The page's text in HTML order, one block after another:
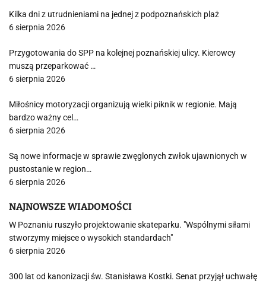
Kilka dni z utrudnieniami na jednej z podpoznańskich plaż
6 sierpnia 2026
Przygotowania do SPP na kolejnej poznańskiej ulicy. Kierowcy
muszą przeparkować …
6 sierpnia 2026
Miłośnicy motoryzacji organizują wielki piknik w regionie. Mają
bardzo ważny cel…
6 sierpnia 2026
Są nowe informacje w sprawie zwęglonych zwłok ujawnionych w
pustostanie w region…
6 sierpnia 2026
NAJNOWSZE WIADOMOŚCI
W Poznaniu ruszyło projektowanie skateparku. "Wspólnymi siłami
stworzymy miejsce o wysokich standardach"
6 sierpnia 2026
300 lat od kanonizacji św. Stanisława Kostki. Senat przyjął uchwałę